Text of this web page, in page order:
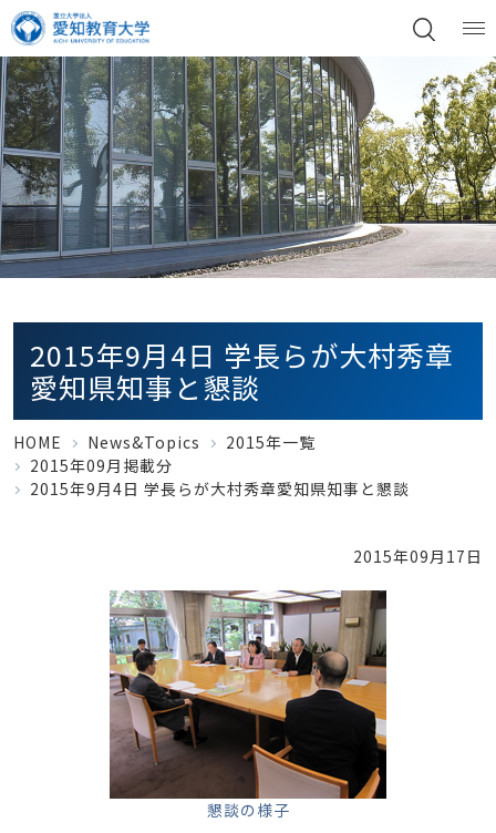
2015年9月4日 学長らが大村秀章
愛知県知事と懇談
HOME News&Topics
2015年一覧
2015年09月掲載分
2015年9月4日 学長らが大村秀章愛知県知事と懇談
2015年09月17日
懇談の様子